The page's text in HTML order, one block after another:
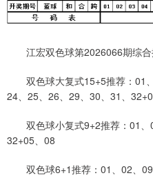
江宏双色球第2026066期综合
双色球大复式15+5推荐：01、
24、25、26、29、30、31、
双色球小复式9+2推荐：01、
32+05、08
双色球6+1推荐：01、02、09